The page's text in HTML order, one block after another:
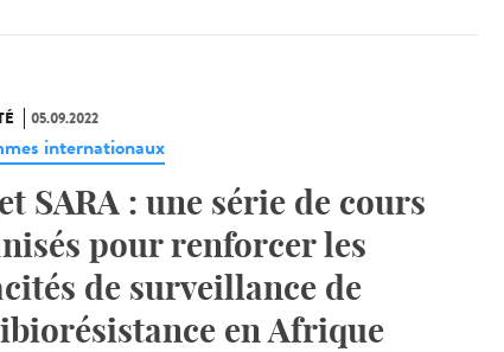
05.09.2022
internationaux
SARA : une série de cours
pour renforcer les
de surveillance de
en Afrique